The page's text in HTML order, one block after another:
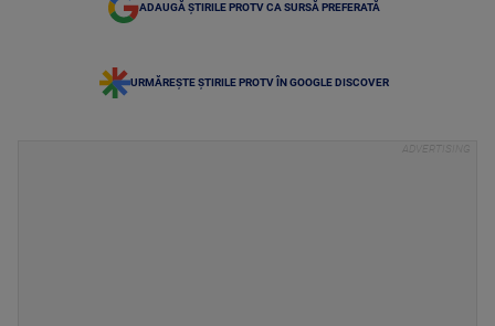
ADAUGĂ ȘTIRILE PROTV CA SURSĂ PREFERATĂ
URMĂREȘTE ȘTIRILE PROTV ÎN GOOGLE DISCOVER